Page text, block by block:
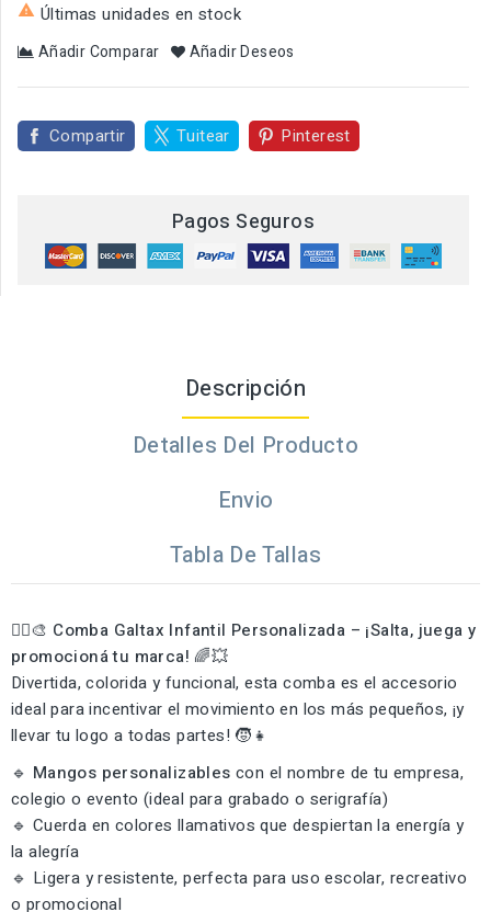
 Últimas unidades en stock
Añadir Comparar Añadir Deseos
Compartir Tuitear Pinterest
Pagos Seguros
Descripción
Detalles Del Producto
Envio
Tabla De Tallas
🤸‍♀️🎨 Comba Galtax Infantil Personalizada – ¡Salta, juega y
promocioná tu marca! 🌈💥
Divertida, colorida y funcional, esta comba es el accesorio
ideal para incentivar el movimiento en los más pequeños, ¡y
llevar tu logo a todas partes! 🧒👧
🔹 Mangos personalizables con el nombre de tu empresa,
colegio o evento (ideal para grabado o serigrafía)
🔹 Cuerda en colores llamativos que despiertan la energía y
la alegría
🔹 Ligera y resistente, perfecta para uso escolar, recreativo
o promocional